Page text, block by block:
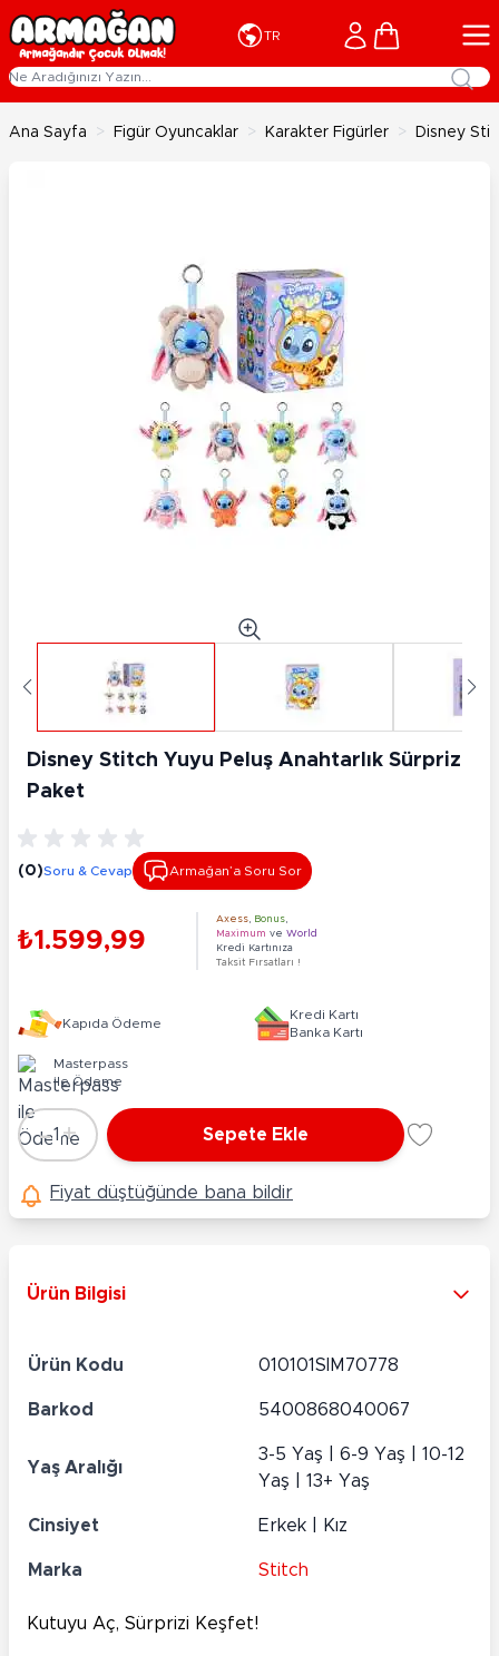
İçeriğe geç
TR Cart
Ana Sayfa > Figür Oyuncaklar > Karakter Figürler > Disney
Disney Stitch Yuyu Peluş Anahtarlık Sürpriz
Paket
(0)Soru & Cevap Armağan’a Soru Sor
₺1.599,99
Axess Bonus
Maximum ve World
Kredi Kartınıza
Taksit Fırsatları !
Kapıda Ödeme
Kredi Kartı
Banka Kartı
Masterpass
ile Ödeme
Adet
-1 + Sepete Ekle
Fiyat düştüğünde bana bildir
Ürün Bilgisi
Ürün Kodu 010101SIM70778
Barkod 5400868040067
Yaş Aralığı
3-5 Yaş | 6-9 Yaş | 10-12
Yaş | 13+ Yaş
Cinsiyet Erkek | Kız
Marka Stitch
Kutuyu Aç, Sürprizi Keşfet!